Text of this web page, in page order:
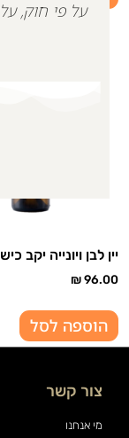
יין לבן ויונייה יקב
₪96.00
הוספה לסל
צור קשר
מי אנחנו